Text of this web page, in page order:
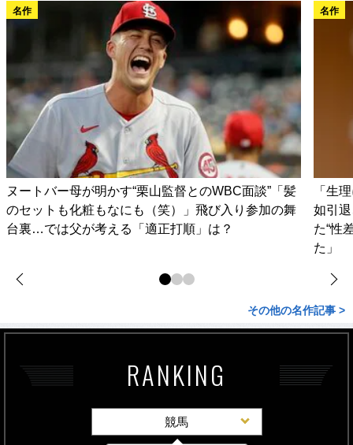
名作
ヌートバー母が明かす“栗山監督とのWBC面談”「髪
のセットも化粧もなにも（笑）」飛び入り参加の舞
台裏…では父が考える「適正打順」は？
名作
「生
如引
た“性
た」
その他の名作記事 >
RANKING
競馬